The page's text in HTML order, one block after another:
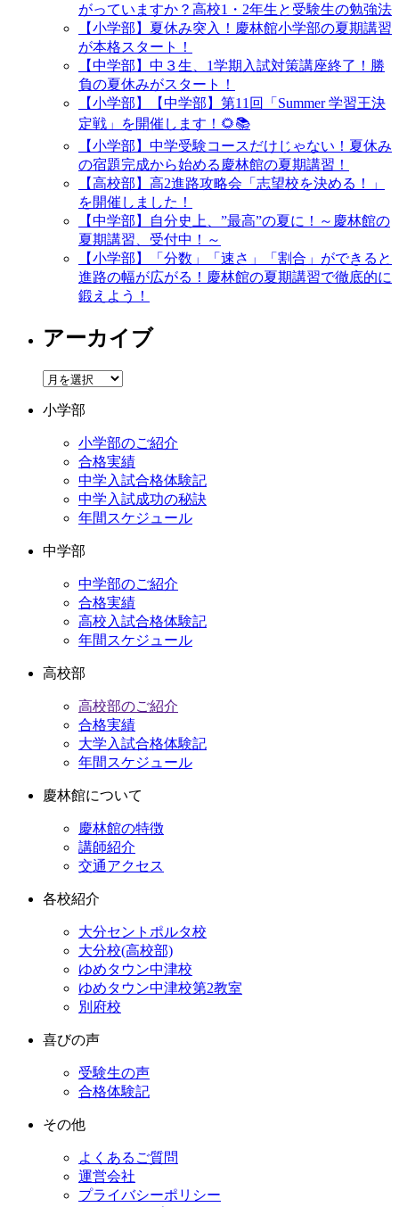
がっていますか？高校1・2年生と受験生の勉強法
【小学部】夏休み突入！慶林館小学部の夏期講習
が本格スタート！
【中学部】中３生、1学期入試対策講座終了！勝
負の夏休みがスタート！
【小学部】【中学部】第11回「Summer 学習王決
定戦」を開催します！🌻📚
【小学部】中学受験コースだけじゃない！夏休み
の宿題完成から始める慶林館の夏期講習！
【高校部】高2進路攻略会「志望校を決める！」
を開催しました！
【中学部】自分史上、”最高”の夏に！～慶林館の
夏期講習、受付中！～
【小学部】「分数」「速さ」「割合」ができると
進路の幅が広がる！慶林館の夏期講習で徹底的に
鍛えよう！
アーカイブ
ア
カ
小学部
小学部のご紹介
合格実績
中学入試合格体験記
中学入試成功の秘訣
年間スケジュール
中学部
中学部のご紹介
合格実績
高校入試合格体験記
年間スケジュール
高校部
高校部のご紹介
合格実績
大学入試合格体験記
年間スケジュール
慶林館について
慶林館の特徴
講師紹介
交通アクセス
各校紹介
大分セントポルタ校
大分校(高校部)
ゆめタウン中津校
ゆめタウン中津校第2教室
別府校
喜びの声
受験生の声
合格体験記
その他
よくあるご質問
運営会社
プライバシーポリシー